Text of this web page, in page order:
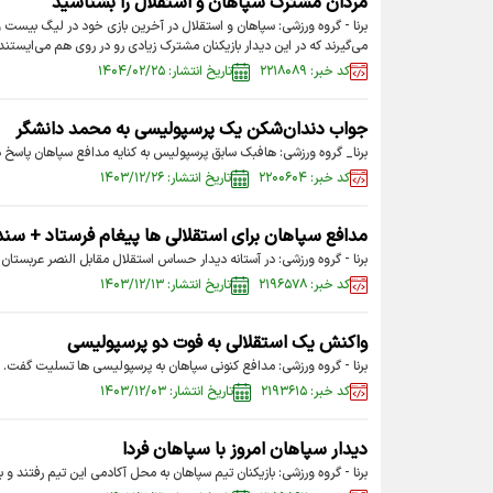
برنا - گروه ورزشی: سپاهان و استقلال در آخرین بازی خود در لیگ
می‌گیرند که در این دیدار بازیکنان مشترک زیادی رو در روی هم
کد خبر: ۲۲۱۸۰۸۹
تاریخ انتشار: ۱۴۰۴/۰۲/۲۵
جواب دندان‌شکن یک پرسپولیسی به محمد دانشگر
برنا_ گروه ورزشی: هافبک سابق پرسپولیس به کنایه مدافع سپاهان پاسخ
کد خبر: ۲۲۰۰۶۰۴
تاریخ انتشار: ۱۴۰۳/۱۲/۲۶
مدافع سپاهان برای استقلالی ها پیغام فرستاد +
برنا - گروه ورزشی: در آستانه دیدار حساس استقلال مقابل النصر
کد خبر: ۲۱۹۶۵۷۸
تاریخ انتشار: ۱۴۰۳/۱۲/۱۳
واکنش یک استقلالی به فوت دو پرسپولیسی
برنا - گروه ورزشی: مدافع کنونی سپاهان به پرسپولیسی ها تسلیت گفت.
کد خبر: ۲۱۹۳۶۱۵
تاریخ انتشار: ۱۴۰۳/۱۲/۰۳
دیدار سپاهان امروز با سپاهان فردا
برنا - گروه ورزشی: بازیکنان تیم سپاهان به محل آکادمی این تیم رفتند و